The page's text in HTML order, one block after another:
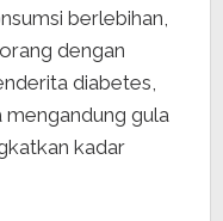
berlebihan,
dengan
diabetes,
gula
kadar